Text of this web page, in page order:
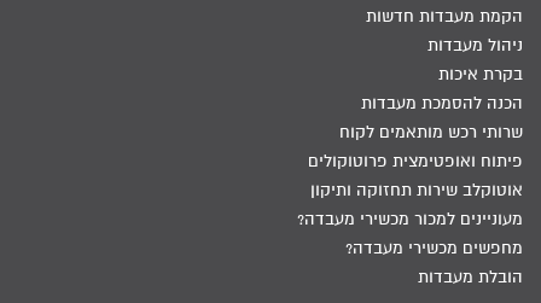
הקמת מעבדות חדשות
ניהול מעבדות
בקרת איכות
הכנה להסמכת מעבדות
שרותי רכש מותאמים לקוח
פיתוח ואופטימצית פרוטוקולים
אוטוקלב שירות תחזוקה ותיקון
מעוניינים למכור מכשירי מעבדה?
מחפשים מכשירי מעבדה?
הובלת מעבדות